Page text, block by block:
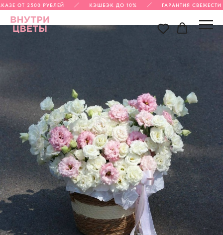
ОТ 2500 РУБЛЕЙ КЭШБЭК ДО 10% ГАРАНТИЯ СВЕЖЕСТИ